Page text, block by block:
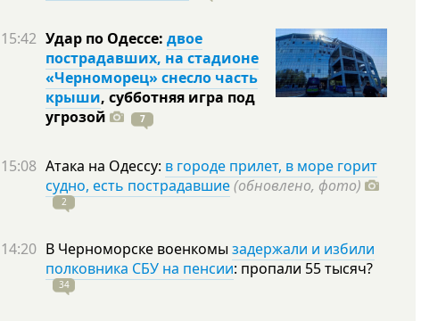
15:42 Удар по Одессе: двое
пострадавших, на стадионе
«Черноморец» снесло часть
крыши, субботняя игра под
угрозой
7
15:08 Атака на Одессу: в городе прилет, в море горит
судно, есть пострадавшие(обновлено, фото)
2
14:20 В Черноморске военкомы задержали и избили
полковника СБУ на пенсии: пропали 55тысяч?
34